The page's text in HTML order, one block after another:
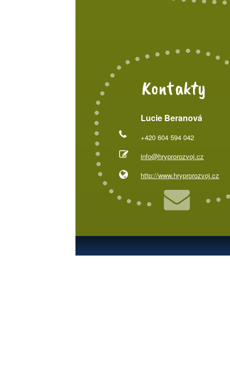
Kontakty
Lucie Beranová
+420 604 594 042
info@hryprorozvoj.cz
http://www.hryprorozvoj.cz